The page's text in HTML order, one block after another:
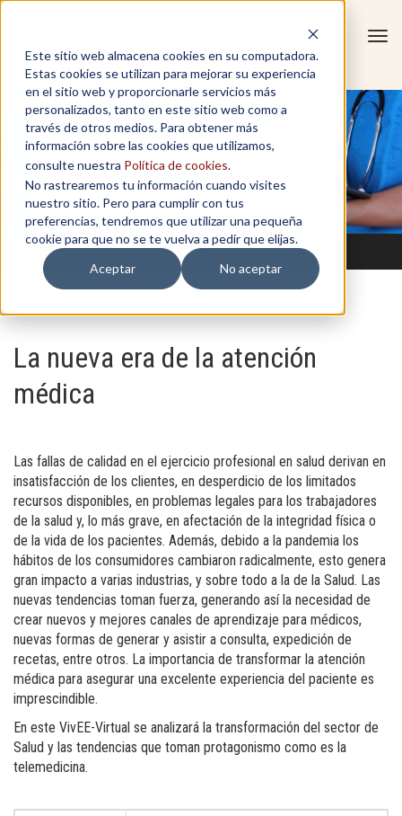
Este sitio web almacena cookies en su computadora.
Estas cookies se utilizan para mejorar su experiencia
en el sitio web y proporcionarle servicios más
personalizados, tanto en este sitio web como a
través de otros medios. Para obtener más
información sobre las cookies que utilizamos,
consulte nuestra Política de cookies.
No rastrearemos tu información cuando visites
nuestro sitio. Pero para cumplir con tus
preferencias, tendremos que utilizar una pequeña
cookie para que no se te vuelva a pedir que elijas.
Aceptar
No aceptar
La nueva era de la atención
médica
Las fallas de calidad en el ejercicio profesional en salud derivan en
insatisfacción de los clientes, en desperdicio de los limitados
recursos disponibles, en problemas legales para los trabajadores
de la salud y, lo más grave, en afectación de la integridad física o
de la vida de los pacientes. Además, debido a la pandemia los
hábitos de los consumidores cambiaron radicalmente, esto genera
gran impacto a varias industrias, y sobre todo a la de la Salud. Las
nuevas tendencias toman fuerza, generando así la necesidad de
crear nuevos y mejores canales de aprendizaje para médicos,
nuevas formas de generar y asistir a consulta, expedición de
recetas, entre otros. La importancia de transformar la atención
médica para asegurar una excelente experiencia del paciente es
imprescindible.
En este VivEE-Virtual se analizará la transformación del sector de
Salud y las tendencias que toman protagonismo como es la
telemedicina.